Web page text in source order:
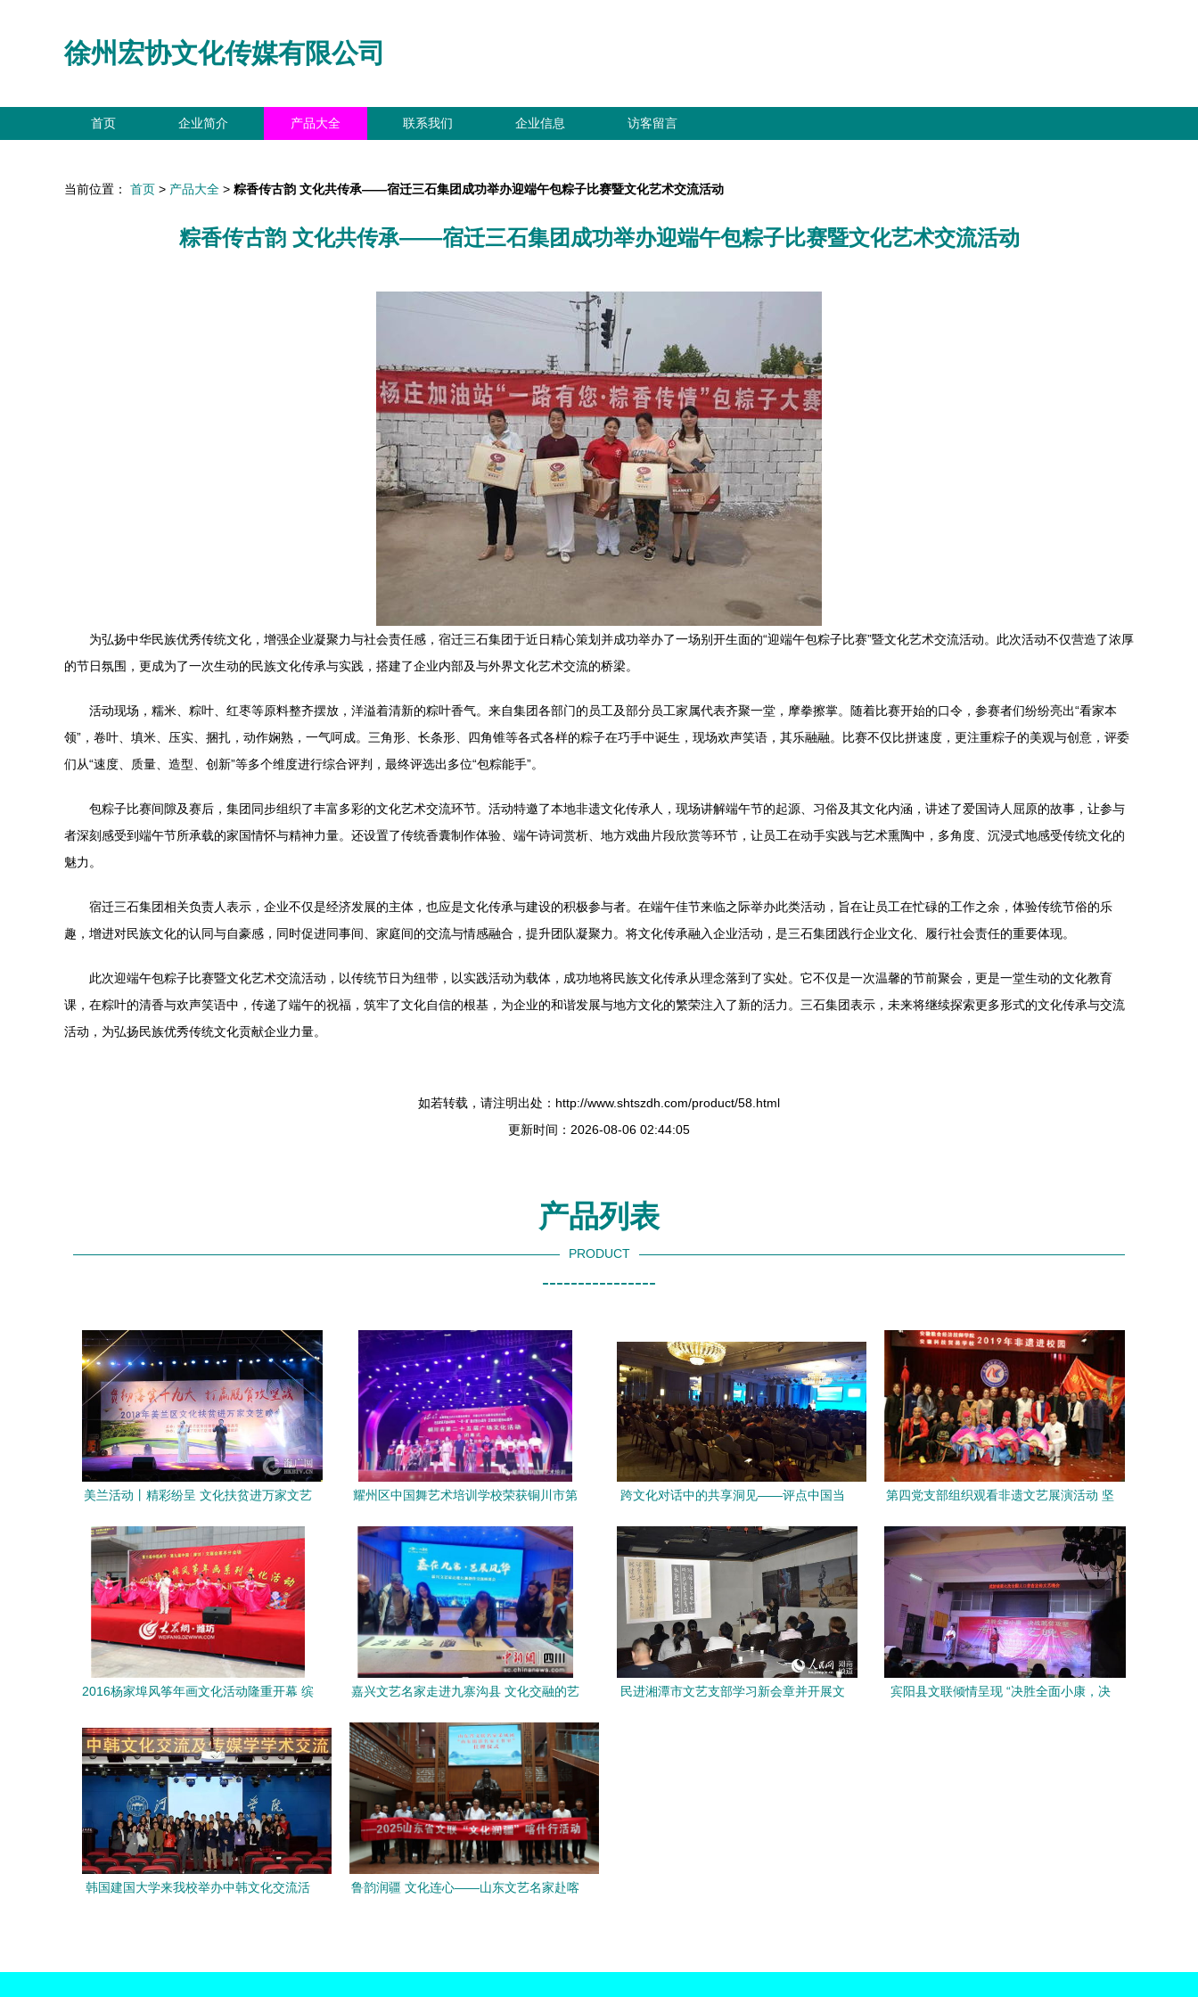
徐州宏协文化传媒有限公司
首页 企业简介 产品大全 联系我们 企业信息 访客留言
当前位置： 首页 > 产品大全 > 粽香传古韵 文化共传承——宿迁三石集团成功举办迎端午包粽子比赛暨文化艺术交流活动
粽香传古韵 文化共传承——宿迁三石集团成功举办迎端午包粽子比赛暨文化艺术交流活动
为弘扬中华民族优秀传统文化，增强企业凝聚力与社会责任感，宿迁三石集团于近日精心策划并成功举办了一场别开生面的“迎端午包粽子比赛”暨文化艺术交流活动。此次活动不仅营造了浓厚
的节日氛围，更成为了一次生动的民族文化传承与实践，搭建了企业内部及与外界文化艺术交流的桥梁。
活动现场，糯米、粽叶、红枣等原料整齐摆放，洋溢着清新的粽叶香气。来自集团各部门的员工及部分员工家属代表齐聚一堂，摩拳擦掌。随着比赛开始的口令，参赛者们纷纷亮出“看家本
领”，卷叶、填米、压实、捆扎，动作娴熟，一气呵成。三角形、长条形、四角锥等各式各样的粽子在巧手中诞生，现场欢声笑语，其乐融融。比赛不仅比拼速度，更注重粽子的美观与创意，评委
们从“速度、质量、造型、创新”等多个维度进行综合评判，最终评选出多位“包粽能手”。
包粽子比赛间隙及赛后，集团同步组织了丰富多彩的文化艺术交流环节。活动特邀了本地非遗文化传承人，现场讲解端午节的起源、习俗及其文化内涵，讲述了爱国诗人屈原的故事，让参与
者深刻感受到端午节所承载的家国情怀与精神力量。还设置了传统香囊制作体验、端午诗词赏析、地方戏曲片段欣赏等环节，让员工在动手实践与艺术熏陶中，多角度、沉浸式地感受传统文化的
魅力。
宿迁三石集团相关负责人表示，企业不仅是经济发展的主体，也应是文化传承与建设的积极参与者。在端午佳节来临之际举办此类活动，旨在让员工在忙碌的工作之余，体验传统节俗的乐
趣，增进对民族文化的认同与自豪感，同时促进同事间、家庭间的交流与情感融合，提升团队凝聚力。将文化传承融入企业活动，是三石集团践行企业文化、履行社会责任的重要体现。
此次迎端午包粽子比赛暨文化艺术交流活动，以传统节日为纽带，以实践活动为载体，成功地将民族文化传承从理念落到了实处。它不仅是一次温馨的节前聚会，更是一堂生动的文化教育
课，在粽叶的清香与欢声笑语中，传递了端午的祝福，筑牢了文化自信的根基，为企业的和谐发展与地方文化的繁荣注入了新的活力。三石集团表示，未来将继续探索更多形式的文化传承与交流
活动，为弘扬民族优秀传统文化贡献企业力量。
如若转载，请注明出处：http://www.shtszdh.com/product/58.html
更新时间：2026-08-06 02:44:05
产品列表
PRODUCT
----------------
美兰活动丨精彩纷呈 文化扶贫进万家文艺
耀州区中国舞艺术培训学校荣获铜川市第
艺术交流显成效
跨文化对话中的共享洞见——评点中国当
活动
第四党支部组织观看非遗文艺展演活动 坚
2016杨家埠风筝年画文化活动隆重开幕 缤
嘉兴文艺名家走进九寨沟县 文化交融的艺
民进湘潭市文艺支部学习新会章并开展文
宾阳县文联倾情呈现 “决胜全面小康，决
韩国建国大学来我校举办中韩文化交流活
鲁韵润疆 文化连心——山东文艺名家赴喀